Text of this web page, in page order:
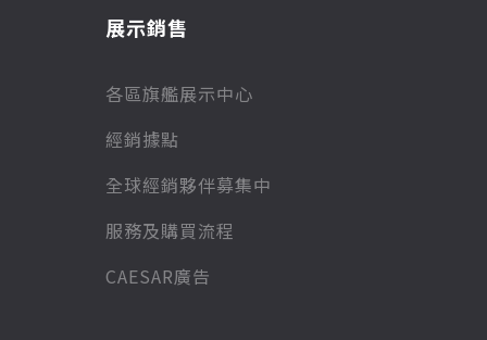
展示銷售
各區旗艦展示中心
經銷據點
全球經銷夥伴募集中
服務及購買流程
CAESAR廣告